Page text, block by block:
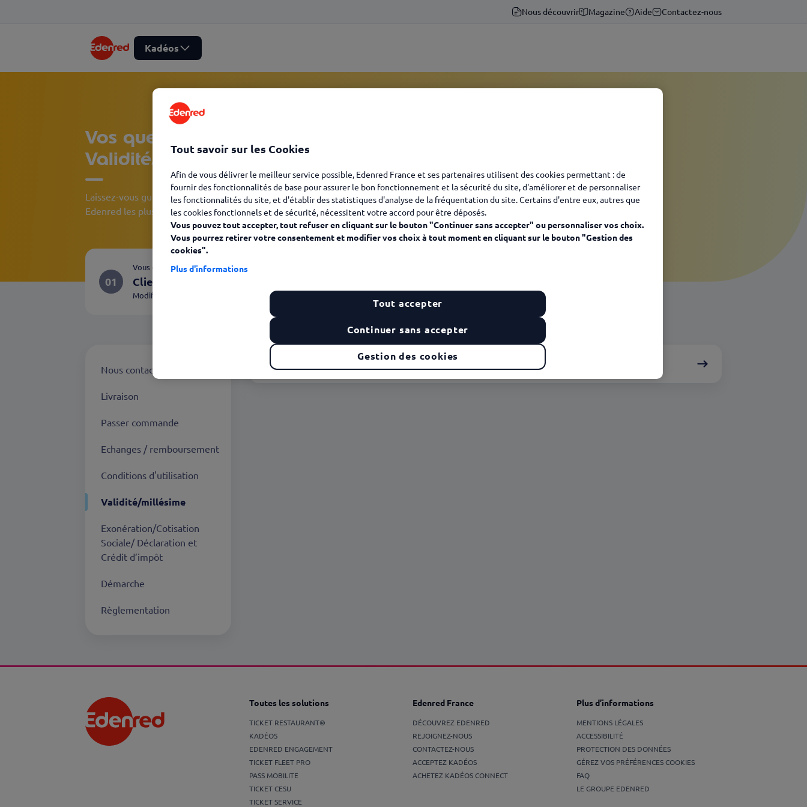
Nous découvrir Magazine Aide Contactez-nous
Kadéos
Vos questions Client Kadéos -
Validité/millésime
Laissez-vous guider et découvrez, en quelques clics, les solutions
Edenred les plus adaptées à votre besoin.
01
Vous êtes
Client
Modifier
Nous contacter
Livraison
Passer commande
Echanges / remboursement
Conditions d'utilisation
Validité/millésime
Exonération/Cotisation
Sociale/ Déclaration et
Crédit d’impôt
Démarche
Règlementation
Quelle est la durée de validité du chèque cadeau ?
Toutes les solutions
TICKET RESTAURANT®
KADÉOS
EDENRED ENGAGEMENT
TICKET FLEET PRO
PASS MOBILITE
TICKET CESU
TICKET SERVICE
Edenred France
DÉCOUVREZ EDENRED
REJOIGNEZ-NOUS
CONTACTEZ-NOUS
ACCEPTEZ KADÉOS
ACHETEZ KADÉOS CONNECT
Plus d’informations
MENTIONS LÉGALES
ACCESSIBILITÉ
PROTECTION DES DONNÉES
GÉREZ VOS PRÉFÉRENCES COOKIES
FAQ
LE GROUPE EDENRED
Tout savoir sur les Cookies
Afin de vous délivrer le meilleur service possible, Edenred France et ses partenaires utilisent des cookies permettant : de
fournir des fonctionnalités de base pour assurer le bon fonctionnement et la sécurité du site, d'améliorer et de personnaliser
les fonctionnalités du site, et d'établir des statistiques d'analyse de la fréquentation du site. Certains d'entre eux, autres que
les cookies fonctionnels et de sécurité, nécessitent votre accord pour être déposés.
Vous pouvez tout accepter, tout refuser en cliquant sur le bouton "Continuer sans accepter" ou personnaliser vos choix.
Vous pourrez retirer votre consentement et modifier vos choix à tout moment en cliquant sur le bouton "Gestion des
cookies".
Plus d'informations
Gestion des cookies
Continuer sans accepter
Tout accepter